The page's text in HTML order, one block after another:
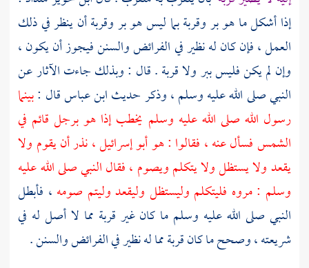
إذا أشكل ما هو بر وقربة بما ليس هو بر وقربة أن ينظر في ذلك
العمل ، فإن كان له نظير في الفرائض والسنن فيجوز أن يكون ،
وإن لم يكن فليس ببر ولا قربة . قال : وبذلك جاءت الآثار عن
النبي صلى الله عليه وسلم ، وذكر حديثابن عباسقال :بينما
رسول الله صلى الله عليه وسلم يخطب إذا هو برجل قائم في
الشمس فسأل عنه ، فقالوا : هو أبو إسرائيل ، نذر أن يقوم ولا
يقعد ولا يستظل ولا يتكلم ويصوم ، فقال النبي صلى الله عليه
وسلم : مروه فليتكلم وليستظل وليقعد وليتم صومه ، فأبطل
النبي صلى الله عليه وسلم ما كان غير قربة مما لا أصل له في
شريعته ، وصحح ما كان قربة مما له نظير في الفرائض والسنن .